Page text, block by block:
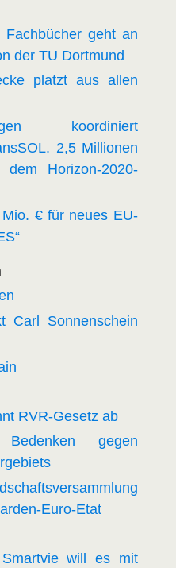
Fachbücher geht an
der TU Dortmund
platzt aus allen
koordiniert
2,5 Millionen
Horizon-2020-
€ für neues EU-
Carl Sonnenschein
RVR-Gesetz ab
gegen
Euro-Etat
will es mit